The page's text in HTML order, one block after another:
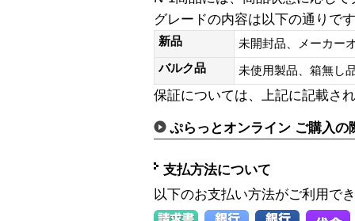
グレードの内容は以下の通りで
新品
未開封品、メーカー
バルク品
未使用製品、箱無
保証については、上記に記載さ
ぷらっとオンライン ご購入の
支払方法について
以下のお支払い方法がご利用で